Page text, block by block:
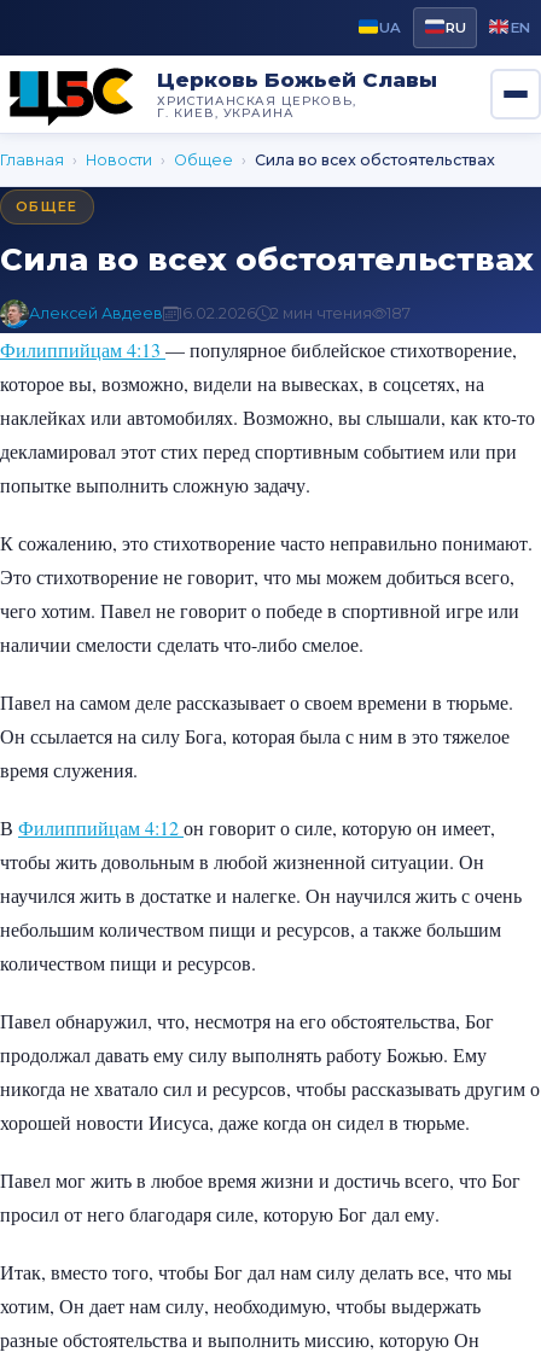
UA RU EN
Церковь Божьей Славы
ХРИСТИАНСКАЯ ЦЕРКОВЬ,
Г. КИЕВ, УКРАИНА
Главная › Новости › Общее › Сила во всех обстоятельствах
ОБЩЕЕ
Сила во всех обстоятельствах
Алексей Авдеев 16.02.2026 2 мин чтения 187
Филиппийцам 4:13 — популярное библейское стихотворение,
которое вы, возможно, видели на вывесках, в соцсетях, на
наклейках или автомобилях. Возможно, вы слышали, как кто-то
декламировал этот стих перед спортивным событием или при
попытке выполнить сложную задачу.
К сожалению, это стихотворение часто неправильно понимают.
Это стихотворение не говорит, что мы можем добиться всего,
чего хотим. Павел не говорит о победе в спортивной игре или
наличии смелости сделать что-либо смелое.
Павел на самом деле рассказывает о своем времени в тюрьме.
Он ссылается на силу Бога, которая была с ним в это тяжелое
время служения.
В Филиппийцам 4:12он говорит о силе, которую он имеет,
чтобы жить довольным в любой жизненной ситуации. Он
научился жить в достатке и налегке. Он научился жить с очень
небольшим количеством пищи и ресурсов, а также большим
количеством пищи и ресурсов.
Павел обнаружил, что, несмотря на его обстоятельства, Бог
продолжал давать ему силу выполнять работу Божью. Ему
никогда не хватало сил и ресурсов, чтобы рассказывать другим о
хорошей новости Иисуса, даже когда он сидел в тюрьме.
Павел мог жить в любое время жизни и достичь всего, что Бог
просил от него благодаря силе, которую Бог дал ему.
Итак, вместо того, чтобы Бог дал нам силу делать все, что мы
хотим, Он дает нам силу, необходимую, чтобы выдержать
разные обстоятельства и выполнить миссию, которую Он